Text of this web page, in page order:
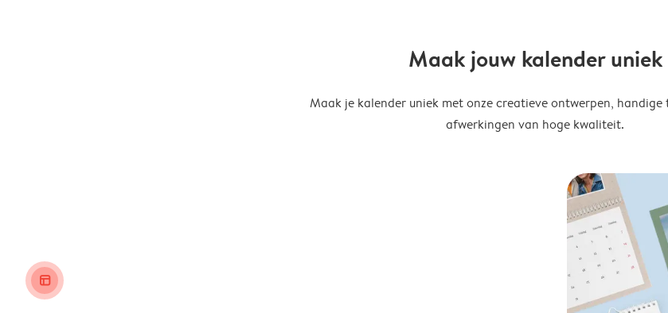
Maak jouw kalender uniek
Maak je kalender uniek met onze creatieve ontwerpen, handige
afwerkingen van hoge kwaliteit.
layout_alt